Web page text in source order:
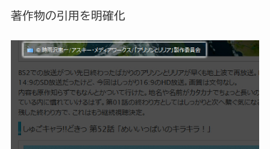
著作物の引用を明確化